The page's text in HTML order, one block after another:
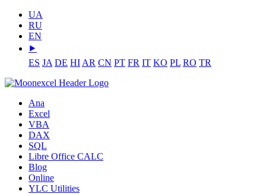
UA
RU
EN
⯈
ES JA DE HI AR CN PT FR IT KO PL RO TR
Ana
Excel
VBA
DAX
SQL
Libre Office CALC
Blog
Online
YLC Utilities